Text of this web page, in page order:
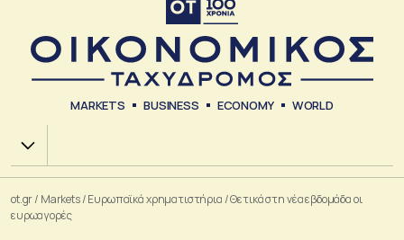
MARKETS BUSINESS ECONOMY WORLD
Χ.Α.
ot.gr/ Markets/Ευρωπαϊκά χρηματιστήρια /Θετικά στη νέα εβδομάδα οι
ευρωαγορές